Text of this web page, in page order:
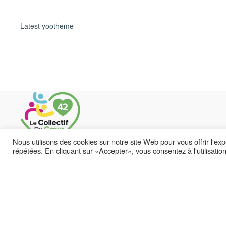
Latest yootheme
Nous utilisons des cookies sur notre site Web pour vous offrir
répétées. En cliquant sur «Accepter», vous consentez à